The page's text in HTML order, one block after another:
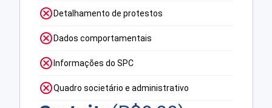
Detalhamento de protestos
Dados comportamentais
Informações do SPC
Quadro societário e administrativo